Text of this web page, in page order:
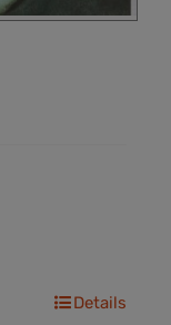
Details